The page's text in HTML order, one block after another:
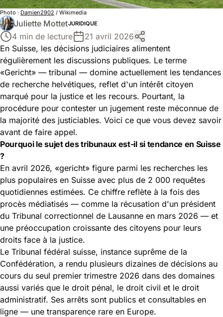
Photo : Damien2902 / Wikimedia
Juliette MottetJURIDIQUE
4 min de lecture
21 avril 2026
En Suisse, les décisions judiciaires alimentent
régulièrement les discussions publiques. Le terme
«Gericht» — tribunal — domine actuellement les tendances
de recherche helvétiques, reflet d'un intérêt citoyen
marqué pour la justice et les recours. Pourtant, la
procédure pour contester un jugement reste méconnue de
la majorité des justiciables. Voici ce que vous devez savoir
avant de faire appel.
Pourquoi le sujet des tribunaux est-il si tendance en Suisse
?
En avril 2026, «gericht» figure parmi les recherches les
plus populaires en Suisse avec plus de 2 000 requêtes
quotidiennes estimées. Ce chiffre reflète à la fois des
procès médiatisés — comme la récusation d'un président
du Tribunal correctionnel de Lausanne en mars 2026 — et
une préoccupation croissante des citoyens pour leurs
droits face à la justice.
Le Tribunal fédéral suisse, instance suprême de la
Confédération, a rendu plusieurs dizaines de décisions au
cours du seul premier trimestre 2026 dans des domaines
aussi variés que le droit pénal, le droit civil et le droit
administratif. Ses arrêts sont publics et consultables en
ligne — une transparence rare en Europe.